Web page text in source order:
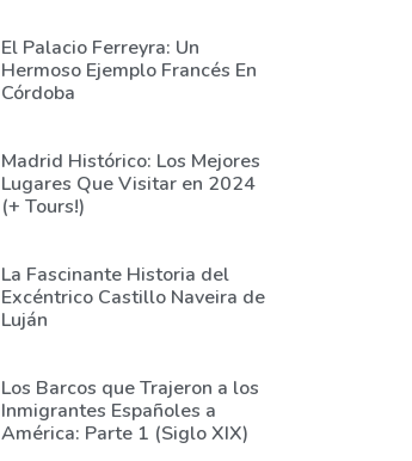
El Palacio Ferreyra: Un
Hermoso Ejemplo Francés En
Córdoba
Madrid Histórico: Los Mejores
Lugares Que Visitar en 2024
(+ Tours!)
La Fascinante Historia del
Excéntrico Castillo Naveira de
Luján
Los Barcos que Trajeron a los
Inmigrantes Españoles a
América: Parte 1 (Siglo XIX)